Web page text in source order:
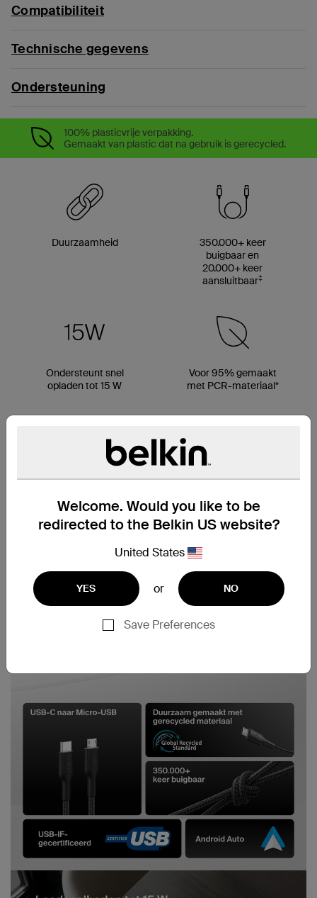
Welcome. Would you like to be
redirected to the Belkin US website?
United States
YES or NO
Save Preferences
Compatibiliteit
Technische gegevens
Ondersteuning
100% plasticvrije verpakking.
Gemaakt van plastic dat na gebruik is gerecycled.
Duurzaamheid
350.000+ keer
buigbaar en
20.000+ keer
aansluitbaar‡
Ondersteunt snel
opladen tot 15 W
Voor 95% gemaakt
met PCR-materiaal*